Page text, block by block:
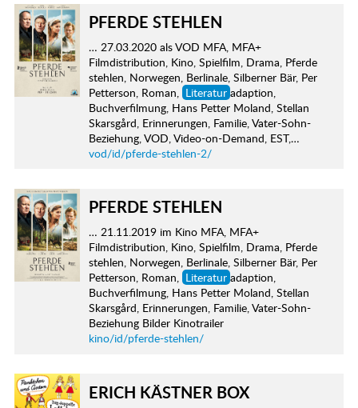
PFERDE STEHLEN
… 27.03.2020 als VOD MFA, MFA+
Filmdistribution, Kino, Spielfilm, Drama, Pferde
stehlen, Norwegen, Berlinale, Silberner Bär, Per
Petterson, Roman, Literatur adaption,
Buchverfilmung, Hans Petter Moland, Stellan
Skarsgård, Erinnerungen, Familie, Vater-Sohn-
Beziehung, VOD, Video-on-Demand, EST,…
vod/id/pferde-stehlen-2/
PFERDE STEHLEN
… 21.11.2019 im Kino MFA, MFA+
Filmdistribution, Kino, Spielfilm, Drama, Pferde
stehlen, Norwegen, Berlinale, Silberner Bär, Per
Petterson, Roman, Literatur adaption,
Buchverfilmung, Hans Petter Moland, Stellan
Skarsgård, Erinnerungen, Familie, Vater-Sohn-
Beziehung Bilder Kinotrailer
kino/id/pferde-stehlen/
ERICH KÄSTNER BOX